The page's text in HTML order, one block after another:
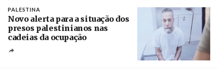
PALESTINA
Novo alerta para a situação dos
presos palestinianos nas
cadeias da ocupação